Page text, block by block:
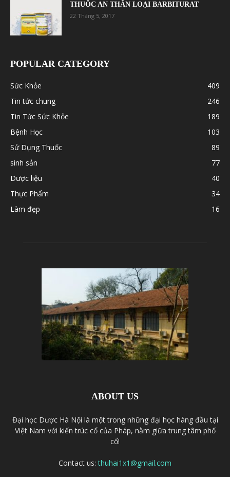
THUỐC AN THẦN LOẠI BARBITURAT
22 Tháng 5, 2017
POPULAR CATEGORY
Sức Khỏe
409
Tin tức chung
246
Tin Tức Sức Khỏe
189
Bệnh Học
103
Sử Dụng Thuốc
89
sinh sản
77
Dược liệu
40
Thực Phẩm
34
Làm đẹp
16
ABOUT US
Đại học Dược Hà Nội là một trong những đại học hàng đầu tại
Việt Nam với kiến trúc cổ của Pháp, nằm giữa trung tâm phố
cổ!
Contact us:thuhai1x1@gmail.com